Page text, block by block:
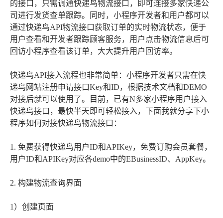
的接口，只需调通快递鸟物流接口，即可连接多家快递公
司进行发货查单跟踪。同时，小程序开发者和用户都可以
通过快递鸟API物流接口获取订单的实时物流状态，便于
用户查看和开发者跟踪顾客服务，用户点击物流信息后可
回访小程序查看该订单，大大提升用户回访率。
快递鸟API接入流程也非常简单：小程序开发者只需在快
递鸟网站注册申请接口Key和ID，根据技术文档和DEMO
对接后就可以使用了。目前，已有N多家小程序用户接入
快递鸟接口，最快半天即可轻松接入，下面我就分享下小
程序如何对接快递鸟物流接口：
1. 免费获得快递鸟用户ID和APIKey，免费订购会员套餐，
用户ID和APIKey对应各demo中的EBusinessID、AppKey。
2. 构建物流查询界面
1）创建页面